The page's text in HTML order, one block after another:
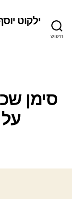
חיפוש
ילקוט
סימן